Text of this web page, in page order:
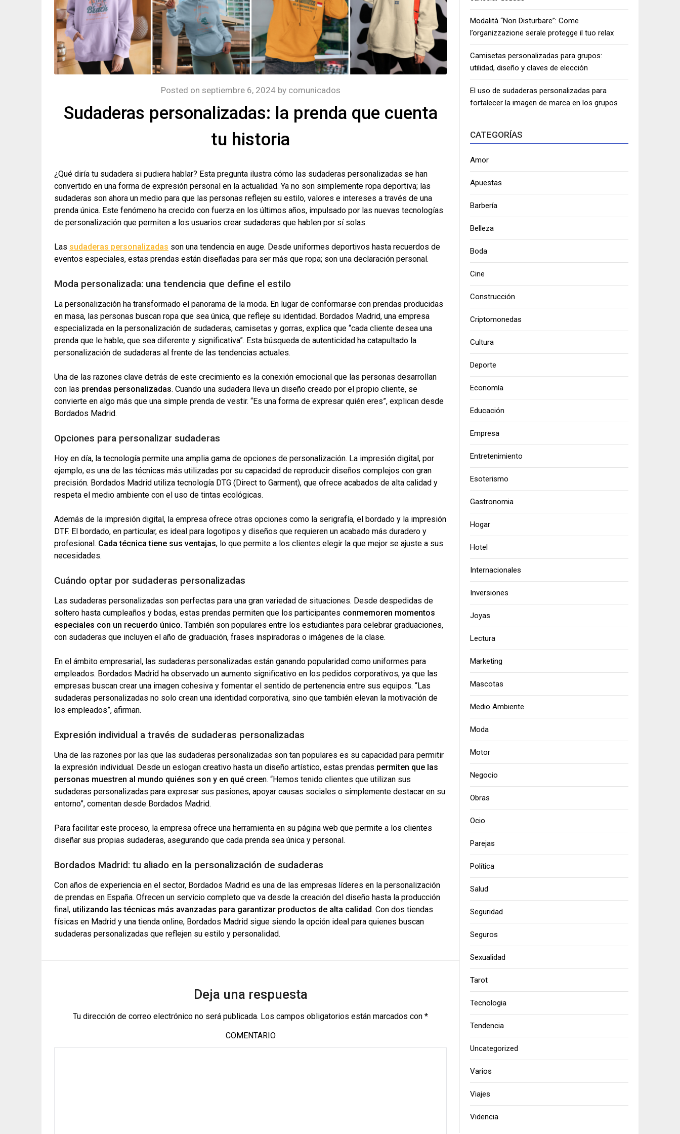
Sudaderas personalizadas: la prenda que cuenta
tu historia
Posted on septiembre 6, 2024by comunicados
¿Qué diría tu sudadera si pudiera hablar? Esta pregunta ilustra cómo las sudaderas personalizadas se han
convertido en una forma de expresión personal en la actualidad. Ya no son simplemente ropa deportiva; las
sudaderas son ahora un medio para que las personas reflejen su estilo, valores e intereses a través de una
prenda única. Este fenómeno ha crecido con fuerza en los últimos años, impulsado por las nuevas tecnologías
de personalización que permiten a los usuarios crear sudaderas que hablen por sí solas.
Las sudaderas personalizadas son una tendencia en auge. Desde uniformes deportivos hasta recuerdos de
eventos especiales, estas prendas están diseñadas para ser más que ropa; son una declaración personal.
Moda personalizada: una tendencia que define el estilo
La personalización ha transformado el panorama de la moda. En lugar de conformarse con prendas producidas
en masa, las personas buscan ropa que sea única, que refleje su identidad. Bordados Madrid, una empresa
especializada en la personalización de sudaderas, camisetas y gorras, explica que “cada cliente desea una
prenda que le hable, que sea diferente y significativa”. Esta búsqueda de autenticidad ha catapultado la
personalización de sudaderas al frente de las tendencias actuales.
Una de las razones clave detrás de este crecimiento es la conexión emocional que las personas desarrollan
con las prendas personalizadas. Cuando una sudadera lleva un diseño creado por el propio cliente, se
convierte en algo más que una simple prenda de vestir. “Es una forma de expresar quién eres”, explican desde
Bordados Madrid.
Opciones para personalizar sudaderas
Hoy en día, la tecnología permite una amplia gama de opciones de personalización. La impresión digital, por
ejemplo, es una de las técnicas más utilizadas por su capacidad de reproducir diseños complejos con gran
precisión. Bordados Madrid utiliza tecnología DTG (Direct to Garment), que ofrece acabados de alta calidad y
respeta el medio ambiente con el uso de tintas ecológicas.
Además de la impresión digital, la empresa ofrece otras opciones como la serigrafía, el bordado y la impresión
DTF. El bordado, en particular, es ideal para logotipos y diseños que requieren un acabado más duradero y
profesional. Cada técnica tiene sus ventajas, lo que permite a los clientes elegir la que mejor se ajuste a sus
necesidades.
Cuándo optar por sudaderas personalizadas
Las sudaderas personalizadas son perfectas para una gran variedad de situaciones. Desde despedidas de
soltero hasta cumpleaños y bodas, estas prendas permiten que los participantes conmemoren momentos
especiales con un recuerdo único. También son populares entre los estudiantes para celebrar graduaciones,
con sudaderas que incluyen el año de graduación, frases inspiradoras o imágenes de la clase.
En el ámbito empresarial, las sudaderas personalizadas están ganando popularidad como uniformes para
empleados. Bordados Madrid ha observado un aumento significativo en los pedidos corporativos, ya que las
empresas buscan crear una imagen cohesiva y fomentar el sentido de pertenencia entre sus equipos. “Las
sudaderas personalizadas no solo crean una identidad corporativa, sino que también elevan la motivación de
los empleados”, afirman.
Expresión individual a través de sudaderas personalizadas
Una de las razones por las que las sudaderas personalizadas son tan populares es su capacidad para permitir
la expresión individual. Desde un eslogan creativo hasta un diseño artístico, estas prendas permiten que las
personas muestren al mundo quiénes son y en qué creen. “Hemos tenido clientes que utilizan sus
sudaderas personalizadas para expresar sus pasiones, apoyar causas sociales o simplemente destacar en su
entorno”, comentan desde Bordados Madrid.
Para facilitar este proceso, la empresa ofrece una herramienta en su página web que permite a los clientes
diseñar sus propias sudaderas, asegurando que cada prenda sea única y personal.
Bordados Madrid: tu aliado en la personalización de sudaderas
Con años de experiencia en el sector, Bordados Madrid es una de las empresas líderes en la personalización
de prendas en España. Ofrecen un servicio completo que va desde la creación del diseño hasta la producción
final, utilizando las técnicas más avanzadas para garantizar productos de alta calidad. Con dos tiendas
físicas en Madrid y una tienda online, Bordados Madrid sigue siendo la opción ideal para quienes buscan
sudaderas personalizadas que reflejen su estilo y personalidad.
Deja una respuesta
Tu dirección de correo electrónico no será publicada. Los campos obligatorios están marcados con *
COMENTARIO
Modalità “Non Disturbare”: Come
l’organizzazione serale protegge il tuo relax
Camisetas personalizadas para grupos:
utilidad, diseño y claves de elección
El uso de sudaderas personalizadas para
fortalecer la imagen de marca en los grupos
CATEGORÍAS
Amor
Apuestas
Barbería
Belleza
Boda
Cine
Construcción
Criptomonedas
Cultura
Deporte
Economía
Educación
Empresa
Entretenimiento
Esoterismo
Gastronomia
Hogar
Hotel
Internacionales
Inversiones
Joyas
Lectura
Marketing
Mascotas
Medio Ambiente
Moda
Motor
Negocio
Obras
Ocio
Parejas
Política
Salud
Seguridad
Seguros
Sexualidad
Tarot
Tecnologia
Tendencia
Uncategorized
Varios
Viajes
Videncia